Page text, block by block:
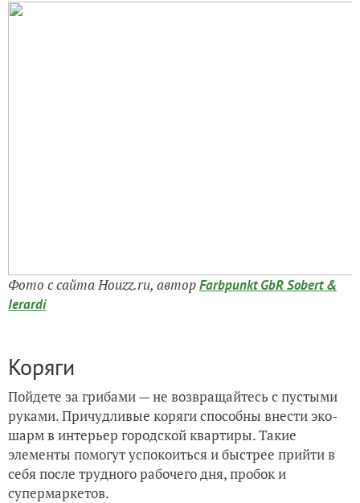
Фото с сайта Houzz.ru, авторFarbpunkt GbR Sobert &
Ierardi
Коряги
Пойдете за грибами — не возвращайтесь с пустыми
руками. Причудливые коряги способны внести эко-
шарм в интерьер городской квартиры. Такие
элементы помогут успокоиться и быстрее прийти в
себя после трудного рабочего дня, пробок и
супермаркетов.